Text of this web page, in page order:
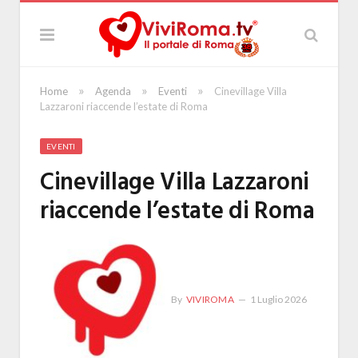
Home » Agenda » Eventi »
Cinevillage Villa
Lazzaroni riaccende l’estate di Roma
EVENTI
Cinevillage Villa Lazzaroni
riaccende l’estate di Roma
By VIVIROMA 1 Luglio 2026